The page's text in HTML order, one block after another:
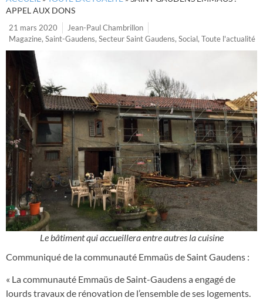
APPEL AUX DONS
21 mars 2020
Jean-Paul Chambrillon
Magazine, Saint-Gaudens, Secteur Saint Gaudens, Social, Toute l'actualité
Le bâtiment qui accueillera entre autres la cuisine
Communiqué de la communauté Emmaüs de Saint Gaudens :
« La communauté Emmaüs de Saint-Gaudens a engagé de
lourds travaux de rénovation de l’ensemble de ses logements.